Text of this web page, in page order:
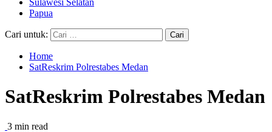
Sulawesi Selatan
Papua
Cari untuk:
Home
SatReskrim Polrestabes Medan
SatReskrim Polrestabes Medan
3 min read